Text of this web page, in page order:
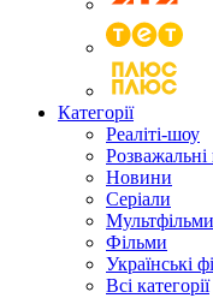
Категорії
Реаліті-шоу
Новини
Серіали
Мультфільми
Фільми
Українські
Всі категорії